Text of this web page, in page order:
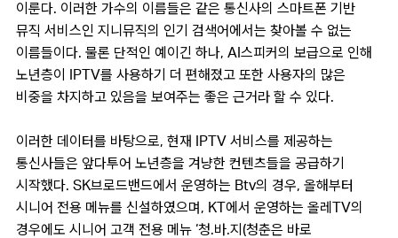
이룬다. 이러한 가수의 이름들은 같은 통신사의 스마트폰 기반
뮤직 서비스인 지니뮤직의 인기 검색어에서는 찾아볼 수 없는
이름들이다. 물론 단적인 예이긴 하나, AI스피커의 보급으로 인해
노년층이 IPTV를 사용하기 더 편해졌고 또한 사용자의 많은
비중을 차지하고 있음을 보여주는 좋은 근거라 할 수 있다.
이러한 데이터를 바탕으로, 현재 IPTV 서비스를 제공하는
통신사들은 앞다투어 노년층을 겨냥한 컨텐츠들을 공급하기
시작했다. SK브로드밴드에서 운영하는 Btv의 경우, 올해부터
시니어 전용 메뉴를 신설하였으며, KT에서 운영하는 올레TV의
경우에도 시니어 고객 전용 메뉴 ‘청.바.지(청춘은 바로